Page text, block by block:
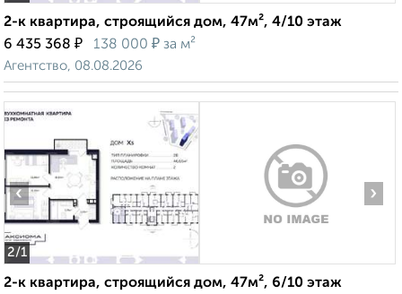
2-к квартира, строящийся дом, 47м², 4/10 этаж
6 435 368 ₽ 138 000 ₽ за м²
Агентство, 08.08.2026
2/1
‹ ›
2-к квартира, строящийся дом, 47м², 6/10 этаж